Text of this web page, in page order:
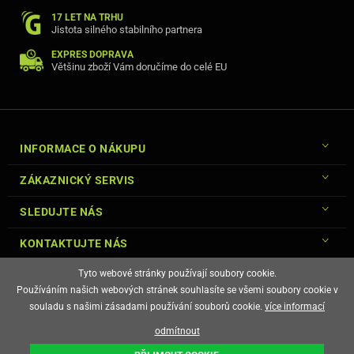
17 LET NA TRHU
Jistota silného stabilního partnera
EXPRES DOPRAVA
Většinu zboží Vám doručíme do celé EU
INFORMACE O NÁKUPU
ZÁKAZNICKÝ SERVIS
SLEDUJTE NÁS
KONTAKTUJTE NÁS
E-shop vytvořila
Tyto webové stránky používají soubory cookie.
Používáním našich webových stránek souhlasíte se všemi soubory cookie v
souladu s našimi zásadami používání souborů cookie. více informací
odmítnout